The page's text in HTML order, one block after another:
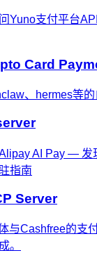
Yuno支付平台
Card
、hermes等
AI Pay — 发
指南
Server
与Cashfree的支
。